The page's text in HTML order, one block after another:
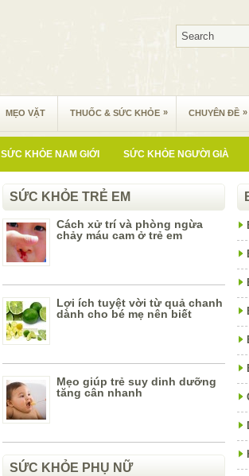
MẸO VẶT THUỐC & SỨC KHỎE » CHUYÊN ĐỀ »
SỨC KHỎE NAM GIỚI SỨC KHỎE NGƯỜI GIÀ
SỨC KHỎE TRẺ EM
Cách xử trí và phòng ngừa
chảy máu cam ở trẻ em
Lợi ích tuyệt vời từ quả chanh
dành cho bé mẹ nên biết
Mẹo giúp trẻ suy dinh dưỡng
tăng cân nhanh
SỨC KHỎE PHỤ NỮ